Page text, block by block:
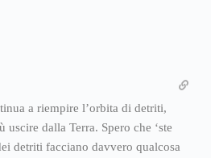
a riempire l’orbita di detriti,
dalla Terra. Spero che ‘ste
detriti facciano davvero qualcosa